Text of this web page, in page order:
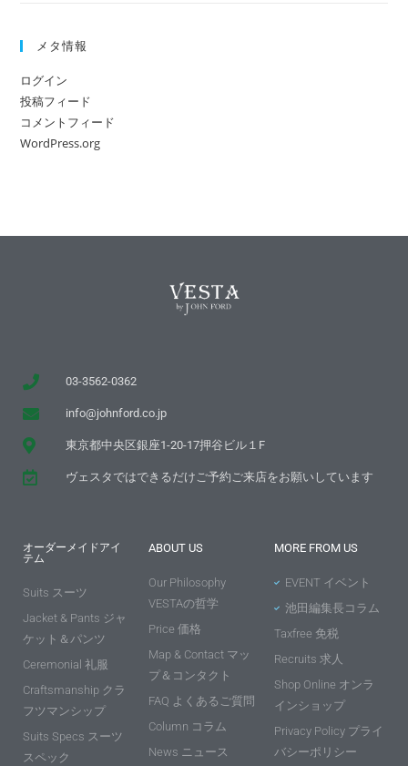
メタ情報
ログイン
投稿フィード
コメントフィード
WordPress.org
03-3562-0362
info@johnford.co.jp
東京都中央区銀座1-20-17押谷ビル１F
ヴェスタではできるだけご予約ご来店をお願いしています
オーダーメイドアイ
テム
Suits スーツ
Jacket & Pants ジャ
ケット＆パンツ
Ceremonial 礼服
Craftsmanship クラ
フツマンシップ
Suits Specs スーツ
スペック
ABOUT US
Our Philosophy
VESTAの哲学
Price 価格
Map & Contact マッ
プ＆コンタクト
FAQ よくあるご質問
Column コラム
News ニュース
MORE FROM US
EVENT イベント
池田編集長コラム
Taxfree 免税
Recruits 求人
Shop Online オンラ
インショップ
Privacy Policy プライ
バシーポリシー